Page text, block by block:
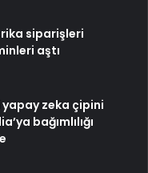
siparişleri
aştı
zeka çipini
bağımlılığı